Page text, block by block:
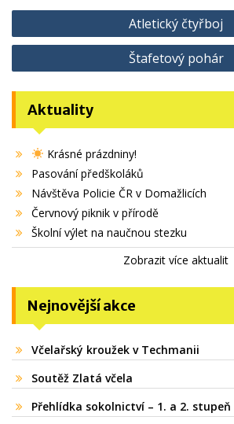
Navigace
pro
Atletický čtyřboj
Štafetový pohár
Aktuality
Krásné prázdniny!
Pasování předškoláků
Návštěva Policie ČR v Domažlicích
Červnový piknik v přírodě
Školní výlet na naučnou stezku
Zobrazit více aktualit
Nejnovější akce
Včelařský kroužek v Techmanii
Soutěž Zlatá včela
Přehlídka sokolnictví – 1. a 2. stupeň